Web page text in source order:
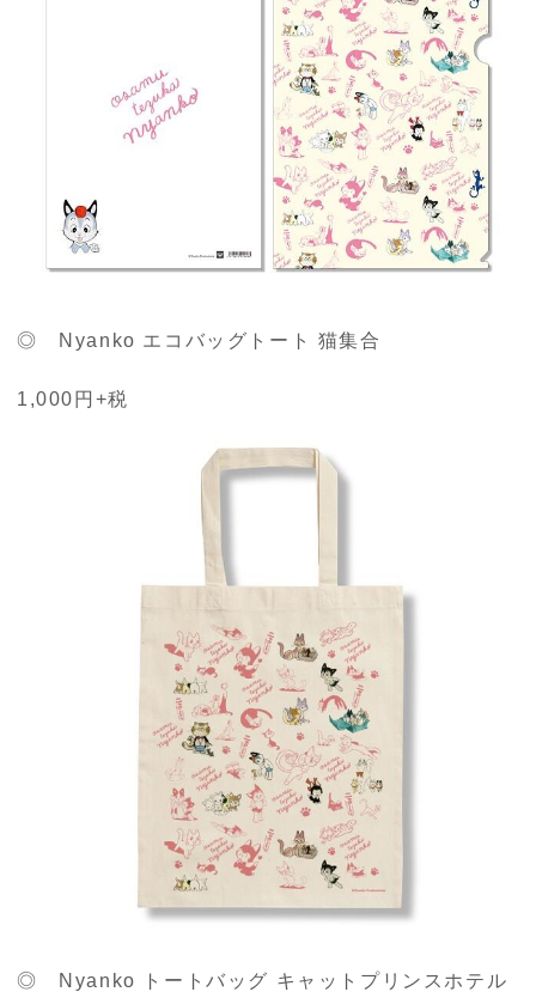
◎ Nyanko エコバッグトート 猫集合
1,000円+税
◎ Nyanko トートバッグ キャットプリンスホテル